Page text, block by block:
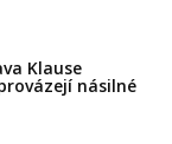
Klause
násilné